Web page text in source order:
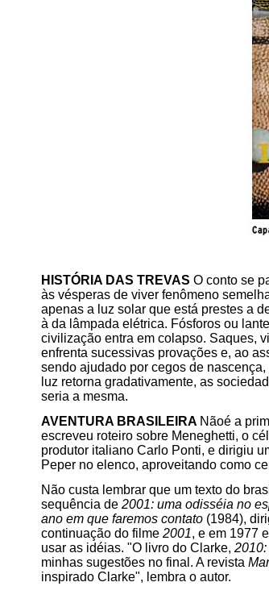
HISTÓRIA DAS TREVAS O conto se
às vésperas de viver fenômeno
apenas a luz solar que está prestes a
à da lâmpada elétrica. Fósforos ou
civilização entra em colapso. Saques,
enfrenta sucessivas provações e, ao
sendo ajudado por cegos de
luz retorna gradativamente, as
seria a mesma.
AVENTURA BRASILEIRA Nãoé a
escreveu roteiro sobre Meneghetti, o
produtor italiano Carlo Ponti, e dirigiu
Peper no elenco, aproveitando como
Não custa lembrar que um texto do
sequência de 2001: uma odisséia no
ano em que faremos contato (1984),
continuação do filme 2001, e em 1977
usar as idéias. "O livro do Clarke,
minhas sugestões no final. A revista
inspirado Clarke", lembra o autor.